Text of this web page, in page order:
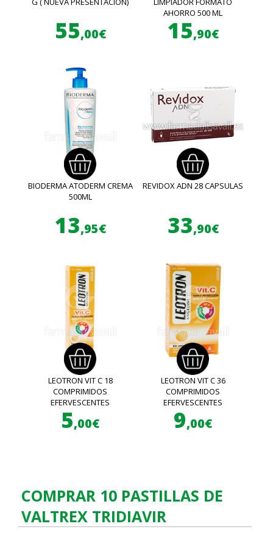
55,00€
AHORRO 500 ML
15,90€
BIODERMA ATODERM CREMA
500ML
13,95€
REVIDOX ADN 28 CAPSULAS
33,90€
LEOTRON VIT C 18
COMPRIMIDOS
EFERVESCENTES
5,00€
LEOTRON VIT C 36
COMPRIMIDOS
EFERVESCENTES
9,00€
COMPRAR 10 PASTILLAS DE
VALTREX TRIDIAVIR